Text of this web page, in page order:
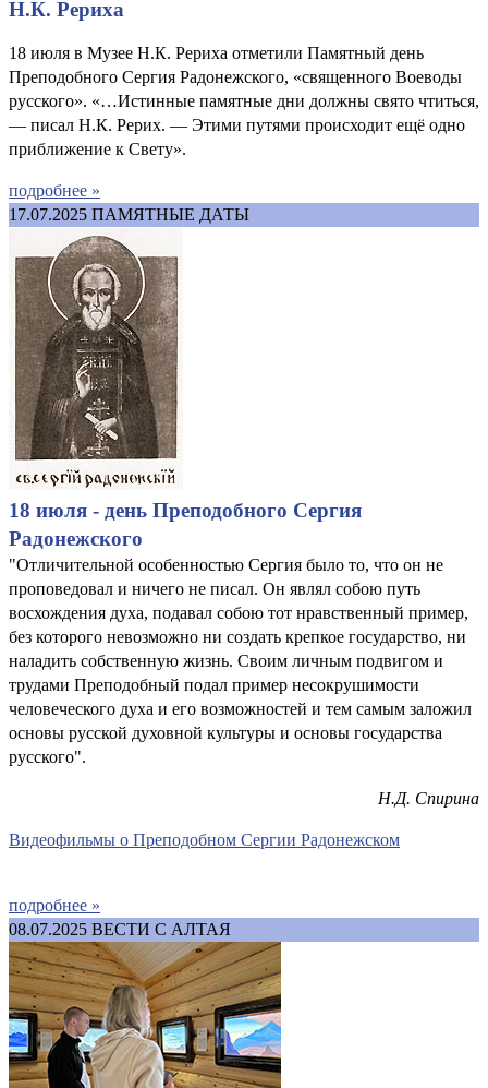
Н.К. Рериха
18 июля в Музее Н.К. Рериха отметили Памятный день
Преподобного Сергия Радонежского, «священного Воеводы
русского». «…Истинные памятные дни должны свято чтиться,
— писал Н.К. Рерих. — Этими путями происходит ещё одно
приближение к Свету».
подробнее »
17.07.2025 ПАМЯТНЫЕ ДАТЫ
18 июля - день Преподобного Сергия
Радонежского
"Отличительной особенностью Сергия было то, что он не
проповедовал и ничего не писал. Он являл собою путь
восхождения духа, подавал собою тот нравственный пример,
без которого невозможно ни создать крепкое государство, ни
наладить собственную жизнь. Своим личным подвигом и
трудами Преподобный подал пример несокрушимости
человеческого духа и его возможностей и тем самым заложил
основы русской духовной культуры и основы государства
русского".
Н.Д. Спирина
Видеофильмы о Преподобном Сергии Радонежском
подробнее »
08.07.2025 ВЕСТИ С АЛТАЯ